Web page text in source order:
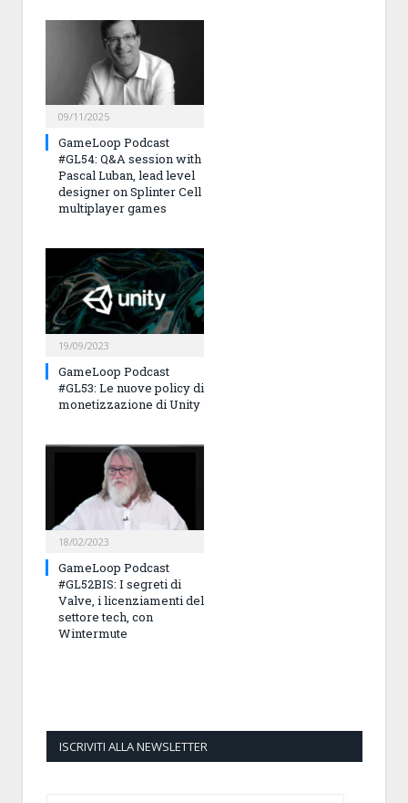
09/11/2025
GameLoop Podcast
#GL54: Q&A session with
Pascal Luban, lead level
designer on Splinter Cell
multiplayer games
19/09/2023
GameLoop Podcast
#GL53: Le nuove policy di
monetizzazione di Unity
18/02/2023
GameLoop Podcast
#GL52BIS: I segreti di
Valve, i licenziamenti del
settore tech, con
Wintermute
ISCRIVITI ALLA NEWSLETTER